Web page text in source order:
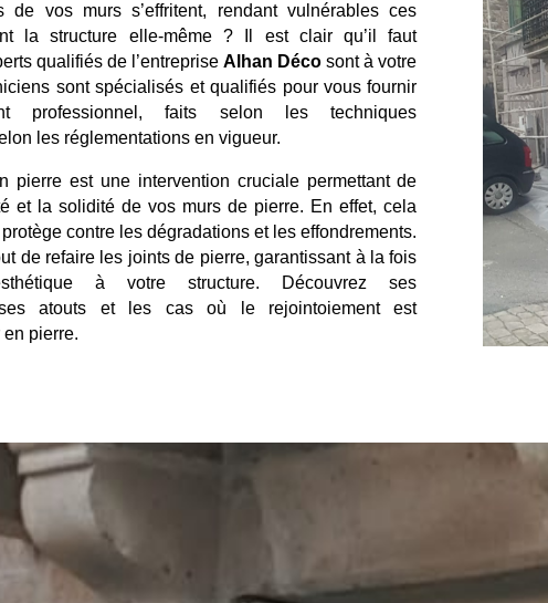
de vos murs s’effritent, rendant vulnérables ces
la structure elle-même ? Il est clair qu’il faut
qualifiés de l’entrepriseAlhan Déco sont à votre
sont spécialisés et qualifiés pour vous fournir
professionnel, faits selon les techniques
les réglementations en vigueur.
pierre est une intervention cruciale permettant de
et la solidité de vos murs de pierre. En effet, cela
contre les dégradations et les effondrements.
de refaire les joints de pierre, garantissant à la fois
à votre structure. Découvrez ses
ses atouts et les cas où le rejointoiement est
pierre.